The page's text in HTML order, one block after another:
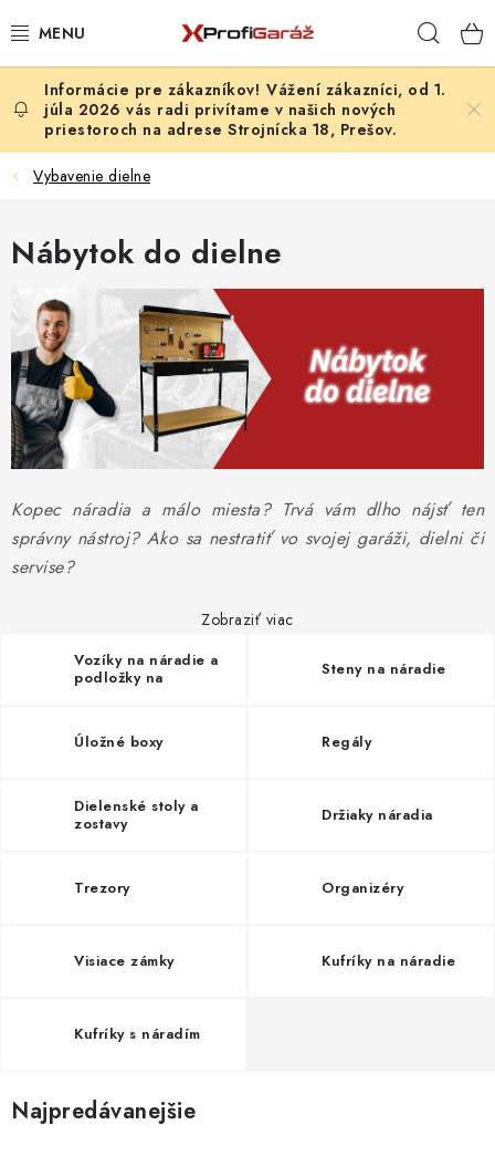
na
REALIZÁCIE & RIEŠENIA
AKCIE A NOVINKY
NÁRADIE PODĽA TYPU OPRAVY
VYBAVENIE DIELNE
NÁRADIE
ČISTENIE A UMÝVANIE
PROFI PORADŇA
GARÁŽOVÝ BAZÁR
KRYCIE PLACHTY - CELTY
Ochrana osobných údajov
Licenčné zmluvy k fotografiám
Doplnkové služby Profigaráž.sk
Newsletter z Profigaráž.sk
Nákup na splátky Quatro - Profigaráž.sk
Kalkulačka Quatro
Vážení zákazníci, od 1.
júla 2026 vás radi privítame v našich nových
priestoroch na adrese Strojnícka 18, Prešov.
Vybavenie dielne
Nábytok do dielne
Kopec náradia a málo miesta? Trvá vám dlho nájsť ten
správny nástroj? Ako sa nestratiť vo svojej garáži, dielni či
servise?
Zobraziť viac
Vozíky na náradie a
podložky na
Steny na náradie
Úložné boxy Regály
Dielenské stoly a
zostavy
Držiaky náradia
Trezory Organizéry
Visiace zámky Kufríky na náradie
Kufríky s náradím
Najpredávanejšie